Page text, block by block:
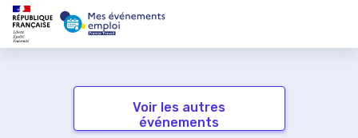
Voir les autres
événements